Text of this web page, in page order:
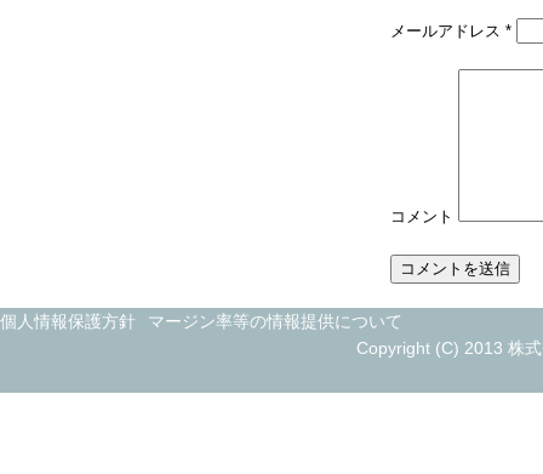
メールアドレス*
コメント
個人情報保護方針
マージン率等の情報提供について
Copyright (C) 2013 株